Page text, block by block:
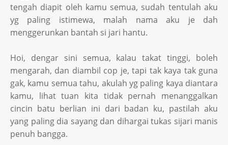
tengah diapit oleh kamu semua, sudah tentulah aku
yg paling istimewa, malah nama aku je dah
menggerunkan bantah si jari hantu.
Hoi, dengar sini semua, kalau takat tinggi, boleh
mengarah, dan diambil cop je, tapi tak kaya tak guna
gak, kamu semua tahu, akulah yg paling kaya diantara
kamu, lihat tuan kita tidak pernah menanggalkan
cincin batu berlian ini dari badan ku, pastilah aku
yang paling dia sayang dan dihargai tukas sijari manis
penuh bangga.